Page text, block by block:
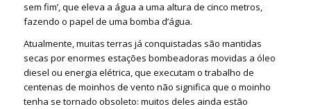
sem fim’, que eleva a água a uma altura de cinco metros,
fazendo o papel de uma bomba d’água.
Atualmente, muitas terras já conquistadas são mantidas
secas por enormes estações bombeadoras movidas a óleo
diesel ou energia elétrica, que executam o trabalho de
centenas de moinhos de vento não significa que o moinho
tenha se tornado obsoleto: muitos deles ainda estão